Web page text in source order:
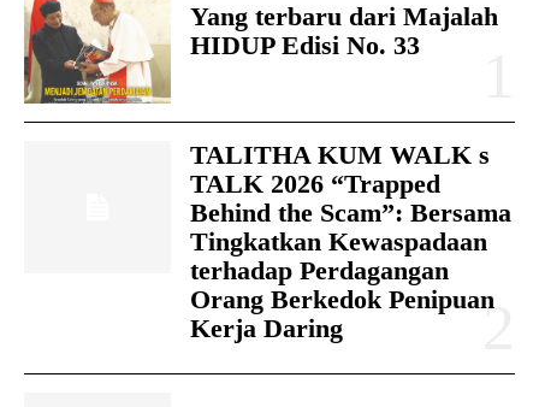
Yang terbaru dari Majalah
HIDUP Edisi No. 33
TALITHA KUM WALK s
TALK 2026 “Trapped
Behind the Scam”: Bersama
Tingkatkan Kewaspadaan
terhadap Perdagangan
Orang Berkedok Penipuan
Kerja Daring